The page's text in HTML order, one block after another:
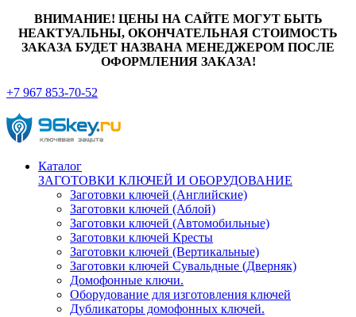
ВНИМАНИЕ! ЦЕНЫ НА САЙТЕ МОГУТ БЫТЬ
НЕАКТУАЛЬНЫ, ОКОНЧАТЕЛЬНАЯ СТОИМОСТЬ
ЗАКАЗА БУДЕТ НАЗВАНА МЕНЕДЖЕРОМ ПОСЛЕ
ОФОРМЛЕНИЯ ЗАКАЗА!
+7 967 853-70-52
Каталог
ЗАГОТОВКИ КЛЮЧЕЙ И ОБОРУДОВАНИЕ
Заготовки ключей (Английские)
Заготовки ключей (Аблой)
Заготовки ключей (Автомобильные)
Заготовки ключей Кресты
Заготовки ключей (Вертикальные)
Заготовки ключей Сувальдные (Дверняк)
Домофонные ключи.
Оборудование для изготовления ключей
Дубликаторы домофонных ключей.